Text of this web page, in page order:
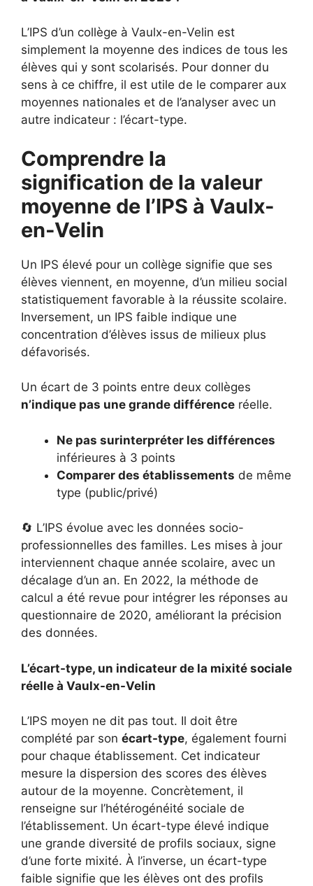
L’IPS d’un collège à Vaulx-en-Velin est
simplement la moyenne des indices de tous les
élèves qui y sont scolarisés. Pour donner du
sens à ce chiffre, il est utile de le comparer aux
moyennes nationales et de l’analyser avec un
autre indicateur : l’écart-type.
Comprendre la
signification de la valeur
moyenne de l’IPS à Vaulx-
en-Velin
Un IPS élevé pour un collège signifie que ses
élèves viennent, en moyenne, d’un milieu social
statistiquement favorable à la réussite scolaire.
Inversement, un IPS faible indique une
concentration d’élèves issus de milieux plus
défavorisés.
Un écart de 3 points entre deux collèges
n’indique pas une grande différence réelle.
Ne pas surinterpréter les différences
inférieures à 3 points
Comparer des établissements de même
type (public/privé)
🔄 L’IPS évolue avec les données socio-
professionnelles des familles. Les mises à jour
interviennent chaque année scolaire, avec un
décalage d’un an. En 2022, la méthode de
calcul a été revue pour intégrer les réponses au
questionnaire de 2020, améliorant la précision
des données.
L’écart-type, un indicateur de la mixité sociale
réelle à Vaulx-en-Velin
L’IPS moyen ne dit pas tout. Il doit être
complété par son écart-type, également fourni
pour chaque établissement. Cet indicateur
mesure la dispersion des scores des élèves
autour de la moyenne. Concrètement, il
renseigne sur l’hétérogénéité sociale de
l’établissement. Un écart-type élevé indique
une grande diversité de profils sociaux, signe
d’une forte mixité. À l’inverse, un écart-type
faible signifie que les élèves ont des profils